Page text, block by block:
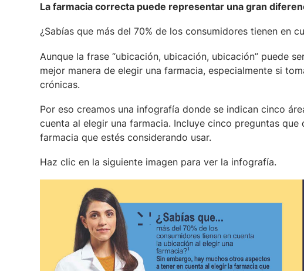
La farmacia correcta puede representar una gran
¿Sabías que más del 70% de los consumidores tienen en
Aunque la frase “ubicación, ubicación, ubicación” puede
mejor manera de elegir una farmacia, especialmente si
crónicas.
Por eso creamos una infografía donde se indican cinco
cuenta al elegir una farmacia. Incluye cinco preguntas
farmacia que estés considerando usar.
Haz clic en la siguiente imagen para ver la infografía.